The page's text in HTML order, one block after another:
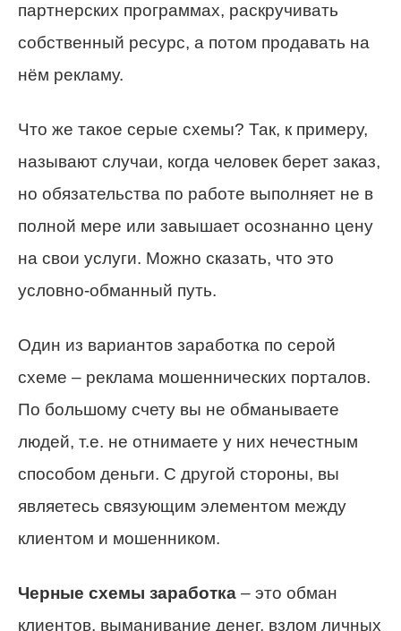
партнерских программах, раскручивать
собственный ресурс, а потом продавать на
нём рекламу.
Что же такое серые схемы? Так, к примеру,
называют случаи, когда человек берет заказ,
но обязательства по работе выполняет не в
полной мере или завышает осознанно цену
на свои услуги. Можно сказать, что это
условно-обманный путь.
Один из вариантов заработка по серой
схеме – реклама мошеннических порталов.
По большому счету вы не обманываете
людей, т.е. не отнимаете у них нечестным
способом деньги. С другой стороны, вы
являетесь связующим элементом между
клиентом и мошенником.
Черные схемы заработка – это обман
клиентов, выманивание денег, взлом личных